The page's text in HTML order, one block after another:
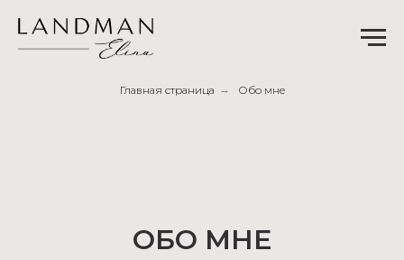
Главная страница → Обо мне
ОБО МНЕ